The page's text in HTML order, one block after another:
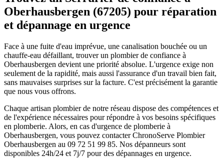
Oberhausbergen (67205) pour réparation
et dépannage en urgence
Face à une fuite d'eau imprévue, une canalisation bouchée ou un
chauffe-eau défaillant, trouver un plombier de confiance à
Oberhausbergen devient une priorité absolue. L'urgence exige non
seulement de la rapidité, mais aussi l'assurance d'un travail bien fait,
sans mauvaises surprises sur la facture. C'est précisément la garantie
que nous vous offrons.
Chaque artisan plombier de notre réseau dispose des compétences et
de l'expérience nécessaires pour répondre à vos besoins spécifiques
en plomberie. Alors, en cas d'urgence de plomberie à
Oberhausbergen, vous pouvez contacter ChronoServe Plombier
Oberhausbergen au 09 72 51 99 85. Nos dépanneurs sont
disponibles 24h/24 et 7j/7 pour des dépannages en urgence.